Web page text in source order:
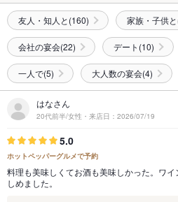
友人・知人と(160) 家族・子供
会社の宴会(22) デート(10)
一人で(5) 大人数の宴会(4)
はなさん
20代前半/女性・来店日：2026/07/19
5.0
ホットペッパーグルメで予約
料理も美味しくてお酒も美味しかった。ワ
しめました。